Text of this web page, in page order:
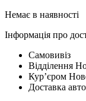
Немає в наявності
Інформація про
Самовивіз
Відділення
Курʼєром
Доставка